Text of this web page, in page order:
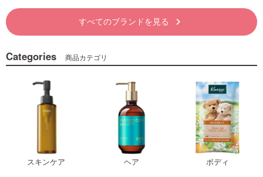
すべてのブランドを見る keyboard_arrow_right
Categories 商品カテゴリ
スキンケア ヘア ボディ